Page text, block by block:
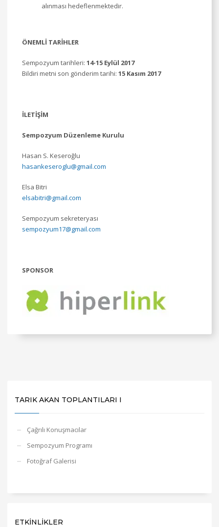
alınması hedeflenmektedir.
ÖNEMLİ TARİHLER
Sempozyum tarihleri: 14-15 Eylül 2017
Bildiri metni son gönderim tarihi: 15 Kasım 2017
İLETİŞİM
Sempozyum Düzenleme Kurulu
Hasan S. Keseroğlu
hasankeseroglu@gmail.com
Elsa Bitri
elsabitri@gmail.com
Sempozyum sekreteryası
sempozyum17@gmail.com
SPONSOR
TARIK AKAN TOPLANTILARI I
Çağrılı Konuşmacılar
Sempozyum Programı
Fotoğraf Galerisi
ETKINLIKLER